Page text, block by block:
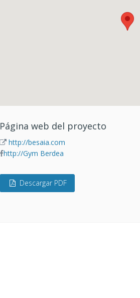
Página web del proyecto
http://besaia.com
http://Gym Berdea
Descargar PDF